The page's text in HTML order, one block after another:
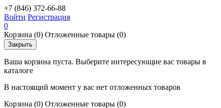
+7 (846) 372-66-88
Войти Регистрация
0
Корзина (0) Отложенные товары (0)
Закрыть
Ваша корзина пуста. Выберите интересующие вас товары в
каталоге
В настоящий момент у вас нет отложенных товаров
Корзина (0) Отложенные товары (0)